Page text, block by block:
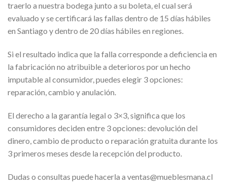
traerlo a nuestra bodega junto a su boleta, el cual será
evaluado y se certificará las fallas dentro de 15 días hábiles
en Santiago y dentro de 20 días hábiles en regiones.
Si el resultado indica que la falla corresponde a deficiencia en
la fabricación no atribuible a deterioros por un hecho
imputable al consumidor, puedes elegir 3 opciones:
reparación, cambio y anulación.
El derecho a la garantía legal o 3×3, significa que los
consumidores deciden entre 3 opciones: devolución del
dinero, cambio de producto o reparación gratuita durante los
3 primeros meses desde la recepción del producto.
Dudas o consultas puede hacerla a ventas@mueblesmana.cl